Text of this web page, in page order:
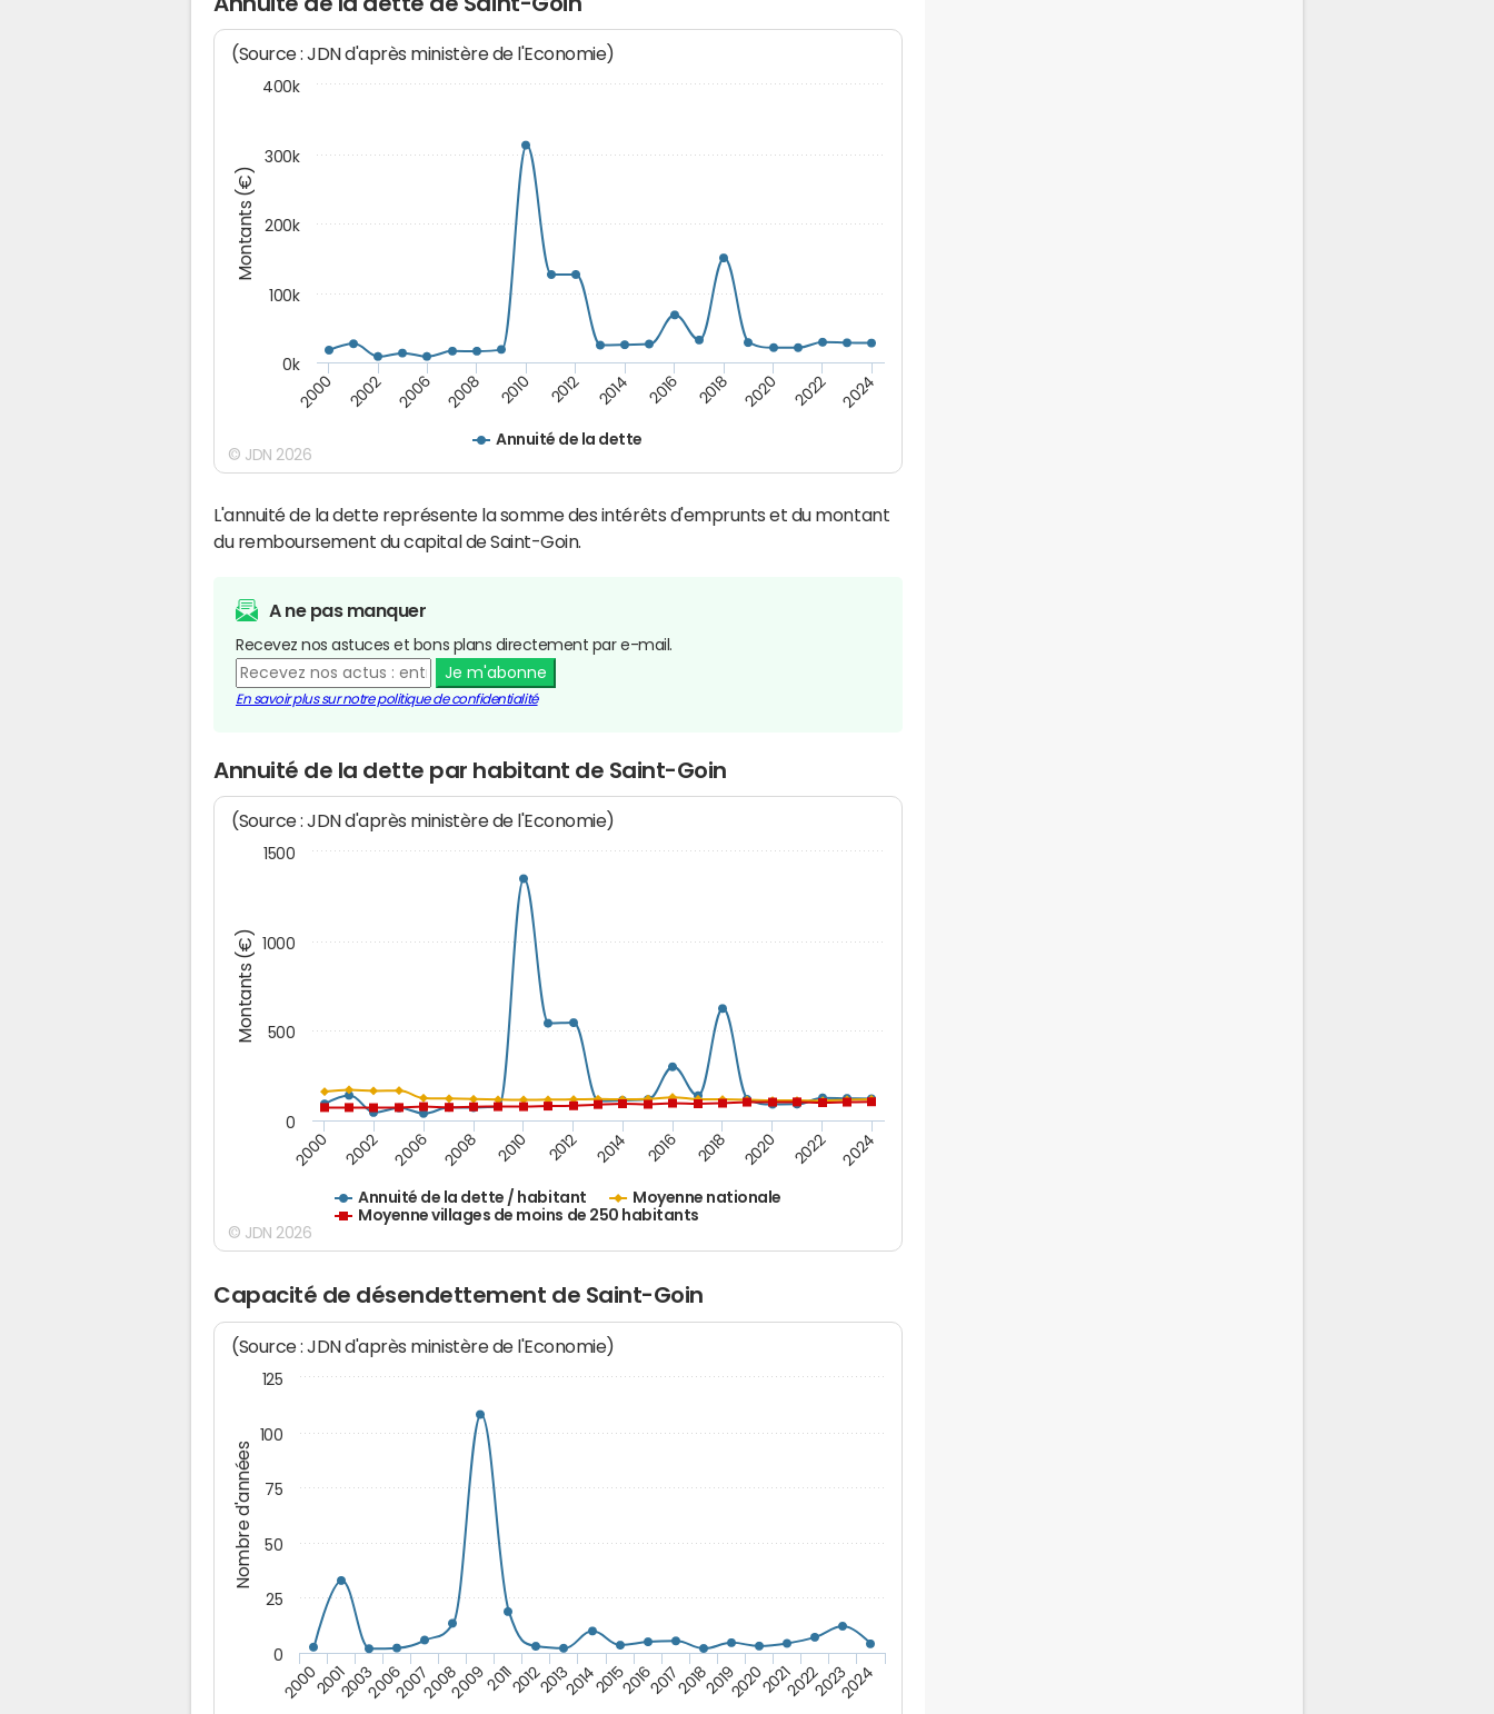
Montants (€)
(Source : JDN d'après ministère de l'Economie)
Annuité de la dette
2000 2002 2006 2008 2010 2012 2014 2016 2018 2020 2022 2024
0k
100k
200k
300k
400k
© JDN 2026
L'annuité de la dette représente la somme des intérêts d'emprunts et du montant
du remboursement du capital de Saint-Goin.
A ne pas manquer
Recevez nos astuces et bons plans directement par e-mail.
Je m'abonne
En savoir plus sur notre politique de confidentialité
Annuité de la dette par habitant de Saint-Goin
Montants (€)
(Source : JDN d'après ministère de l'Economie)
Annuité de la dette / habitant
Moyenne nationale
Moyenne villages de moins de 250 habitants
2000 2002 2006 2008 2010 2012 2014 2016 2018 2020 2022 2024
0
500
1000
1500
© JDN 2026
Capacité de désendettement de Saint-Goin
Nombre d'années
(Source : JDN d'après ministère de l'Economie)
200020012003200620072008200920112012201320142015201620172018201920202021202220232024
0
25
50
75
100
125